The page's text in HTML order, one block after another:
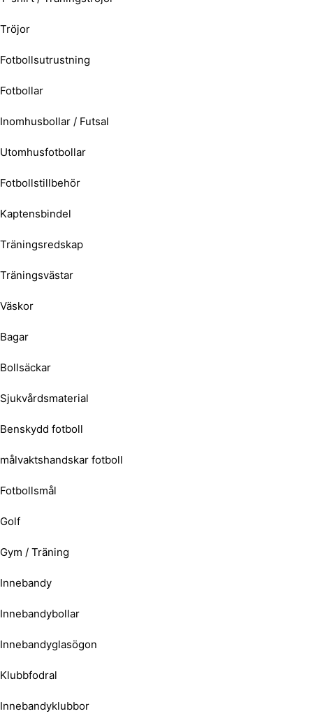
Tröjor
Fotbollsutrustning
Fotbollar
Inomhusbollar / Futsal
Utomhusfotbollar
Fotbollstillbehör
Kaptensbindel
Träningsredskap
Träningsvästar
Väskor
Bagar
Bollsäckar
Sjukvårdsmaterial
Benskydd fotboll
målvaktshandskar fotboll
Fotbollsmål
Golf
Gym / Träning
Innebandy
Innebandybollar
Innebandyglasögon
Klubbfodral
Innebandyklubbor